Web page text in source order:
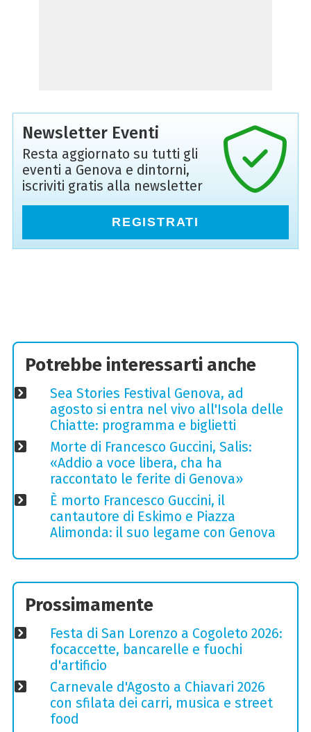
Newsletter Eventi
Resta aggiornato su tutti gli
eventi a Genova e dintorni,
iscriviti gratis alla newsletter
REGISTRATI
Potrebbe interessarti anche
Sea Stories Festival Genova, ad
agosto si entra nel vivo all'Isola delle
Chiatte: programma e biglietti
Morte di Francesco Guccini, Salis:
«Addio a voce libera, cha ha
raccontato le ferite di Genova»
È morto Francesco Guccini, il
cantautore di Eskimo e Piazza
Alimonda: il suo legame con Genova
Prossimamente
Festa di San Lorenzo a Cogoleto 2026:
focaccette, bancarelle e fuochi
d'artificio
Carnevale d'Agosto a Chiavari 2026
con sfilata dei carri, musica e street
food